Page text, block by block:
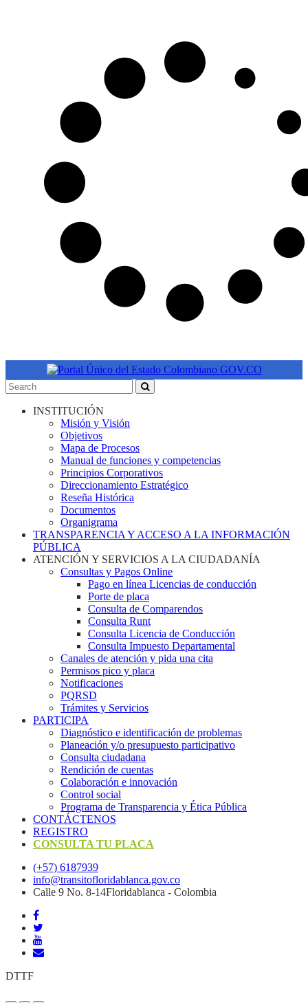
INSTITUCIÓN
Misión y Visión
Objetivos
Mapa de Procesos
Manual de funciones y competencias
Principios Corporativos
Direccionamiento Estratégico
Reseña Histórica
Documentos
Organigrama
TRANSPARENCIA Y ACCESO A LA INFORMACIÓN
PÚBLICA
ATENCIÓN Y SERVICIOS A LA CIUDADANÍA
Consultas y Pagos Online
Pago en línea Licencias de conducción
Porte de placa
Consulta de Comparendos
Consulta Runt
Consulta Licencia de Conducción
Consulta Impuesto Departamental
Canales de atención y pida una cita
Permisos pico y placa
Notificaciones
PQRSD
Trámites y Servicios
PARTICIPA
Diagnóstico e identificación de problemas
Planeación y/o presupuesto participativo​
Consulta ciudadana
Rendición de cuentas
Colaboración e innovación
Control social
Programa de Transparencia y Ética Pública
CONTÁCTENOS
REGISTRO
CONSULTA TU PLACA
(+57) 6187939
info@transitofloridablanca.gov.co
Calle 9 No. 8-14Floridablanca - Colombia
DTTF